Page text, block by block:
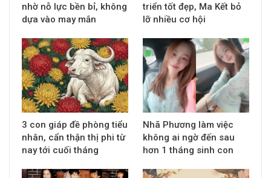
nhờ nỗ lực bền bỉ, không
dựa vào may mắn
triển tốt đẹp, Ma Kết bỏ
lỡ nhiều cơ hội
3 con giáp đề phòng tiểu
nhân, cẩn thận thị phi từ
nay tới cuối tháng
Nhã Phương làm việc
không ai ngờ đến sau
hơn 1 tháng sinh con